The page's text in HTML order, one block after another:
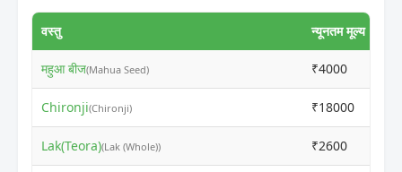
वस्तु न्यूनतम मूल्य
महुआ बीज(Mahua Seed) ₹4000
Chironji(Chironji) ₹18000
Lak(Teora)(Lak (Whole)) ₹2600